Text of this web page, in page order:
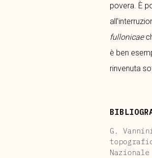
povera. È
fullonicae
è ben
rinvenuta
G.